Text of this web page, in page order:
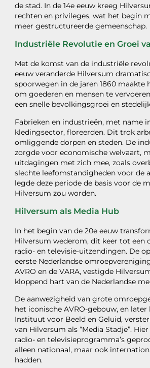
de stad. In de 14e eeuw kreeg
rechten en privileges, wat het begin
meer gestructureerde gemeenschap.
Industriële Revolutie en Groei
Met de komst van de industriële
eeuw veranderde Hilversum
spoorwegen in de jaren 1860 maakte
om goederen en mensen te
een snelle bevolkingsgroei en
Fabrieken en industrieën, met name
kledingsector, floreerden. Dit trok
omliggende dorpen en steden. De
zorgde voor economische welvaart,
uitdagingen met zich mee, zoals
slechte leefomstandigheden voor de
legde deze periode de basis voor de
Hilversum zou worden.
Hilversum als Media Hub
In het begin van de 20e eeuw
Hilversum wederom, dit keer tot een
radio- en televisie-uitzendingen. De
eerste Nederlandse
AVRO en de VARA, vestigde
kloppend hart van de Nederlandse
De aanwezigheid van grote
het iconische AVRO-gebouw, en later
Instituut voor Beeld en Geluid,
van Hilversum als “Media Stadje”.
radio- en televisieprogramma’s
alleen nationaal, maar ook
hadden.